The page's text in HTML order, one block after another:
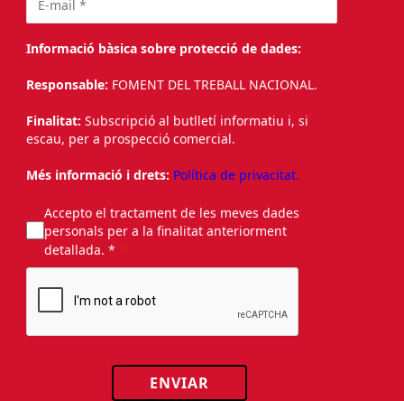
Informació bàsica sobre protecció de dades:
Responsable: FOMENT DEL TREBALL NACIONAL.
Finalitat: Subscripció al butlletí informatiu i, si
escau, per a prospecció comercial.
Més informació i drets: Política de privacitat.
Accepto el tractament de les meves dades
personals per a la finalitat anteriorment
detallada. *
ENVIAR